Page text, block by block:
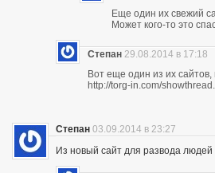
Еще один их свежий
Может кого-то это
Степан 29.08.2014 в 17:18
Вот еще один из их
http://torg-in.com/
Степан 03.09.2014 в 23:27
Из новый сайт для развода людей